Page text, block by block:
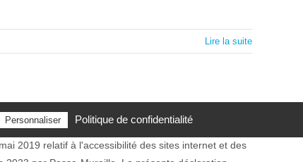
Lire la suite
2019 relatif à l'accessibilité des sites internet et des
Personnaliser Politique de confidentialité